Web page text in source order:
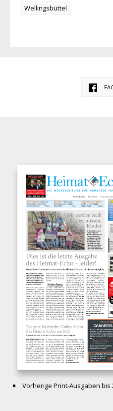
Wellingsbüttel
Vorherige Print-Ausgaben bis